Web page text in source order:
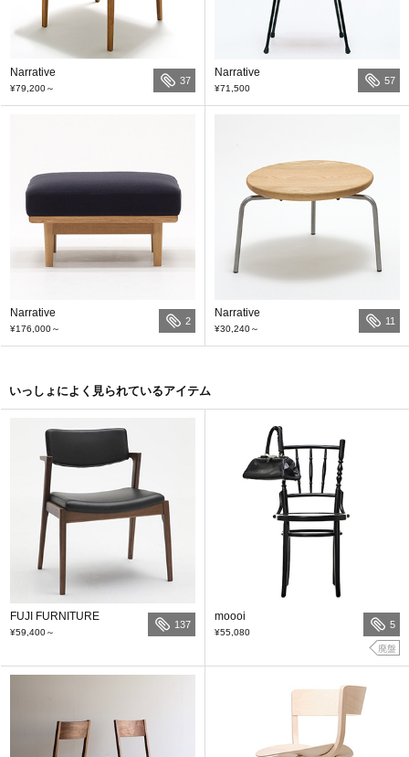
Narrative
¥79,200～
37
Narrative
¥71,500
57
Narrative
¥176,000～
2
Narrative
¥30,240～
11
いっしょによく見られているアイテム
FUJI FURNITURE
¥59,400～
137
moooi
¥55,080
5
廃盤